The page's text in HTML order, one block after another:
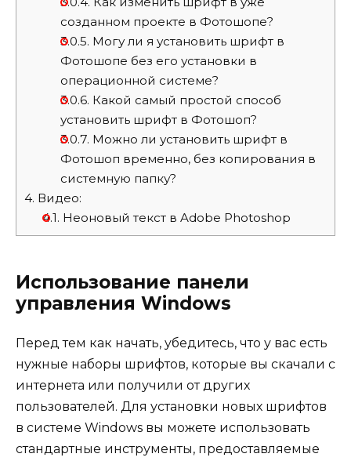
созданном проекте в Фотошопе?
3.0.5. Могу ли я установить шрифт в
Фотошопе без его установки в
операционной системе?
3.0.6. Какой самый простой способ
установить шрифт в Фотошоп?
3.0.7. Можно ли установить шрифт в
Фотошоп временно, без копирования в
системную папку?
4. Видео:
4.1. Неоновый текст в Adobe Photoshop
Использование панели
управления Windows
Перед тем как начать, убедитесь, что у вас есть
нужные наборы шрифтов, которые вы скачали с
интернета или получили от других
пользователей. Для установки новых шрифтов
в системе Windows вы можете использовать
стандартные инструменты, предоставляемые